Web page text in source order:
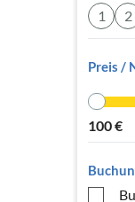
1 2
Preis /
100€